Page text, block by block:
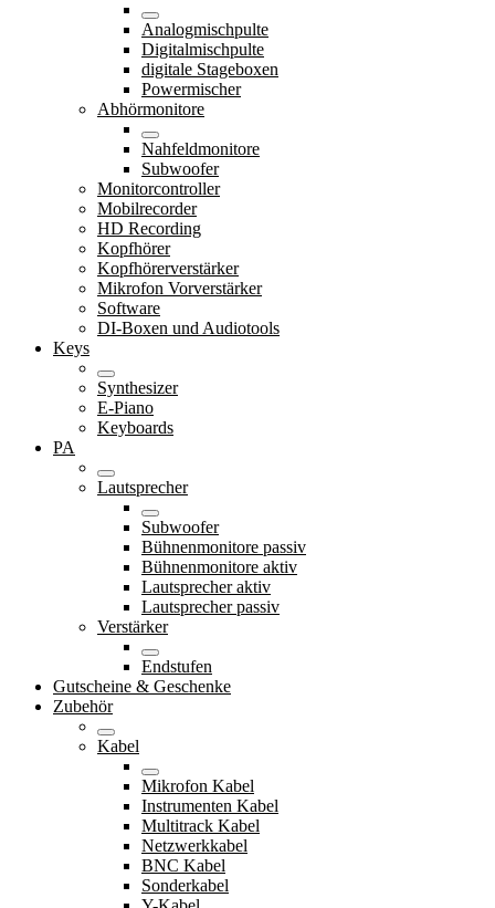
Analogmischpulte
Digitalmischpulte
digitale Stageboxen
Powermischer
Abhörmonitore
Nahfeldmonitore
Subwoofer
Monitorcontroller
Mobilrecorder
HD Recording
Kopfhörer
Kopfhörerverstärker
Mikrofon Vorverstärker
Software
DI-Boxen und Audiotools
Keys
Synthesizer
E-Piano
Keyboards
PA
Lautsprecher
Subwoofer
Bühnenmonitore passiv
Bühnenmonitore aktiv
Lautsprecher aktiv
Lautsprecher passiv
Verstärker
Endstufen
Gutscheine & Geschenke
Zubehör
Kabel
Mikrofon Kabel
Instrumenten Kabel
Multitrack Kabel
Netzwerkkabel
BNC Kabel
Sonderkabel